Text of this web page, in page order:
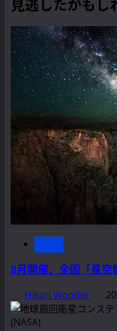
見逃したかもし
8月開催、全国「星空
Hikari Wooder